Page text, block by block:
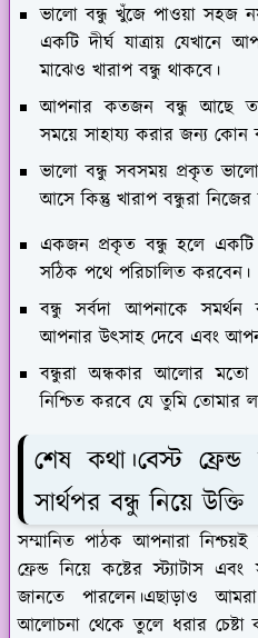
ভালো বন্ধু খুঁজে পাওয়া সহজ
একটি দীর্ঘ যাত্রায় যেখানে
মাঝেও খারাপ বন্ধু থাকবে।
আপনার কতজন বন্ধু আছে
সময়ে সাহায্য করার জন্য কোন
ভালো বন্ধু সবসময় প্রকৃত
আসে কিন্তু খারাপ বন্ধুরা নিজের
একজন প্রকৃত বন্ধু হলে একটি
সঠিক পথে পরিচালিত করবেন।
বন্ধু সর্বদা আপনাকে
আপনার উৎসাহ দেবে এবং
বন্ধুরা অন্ধকার আলোর
নিশ্চিত করবে যে তুমি তোমার
শেষ কথা।বেস্ট ফ্রেন্ড
সার্থপর বন্ধু নিয়ে উক্তি
সম্মানিত পাঠক আপনারা
ফ্রেন্ড নিয়ে কষ্টের স্ট্যাটাস
জানতে পারলেন।এছাড়াও
আলোচনা থেকে তুলে ধরার চেষ্টা